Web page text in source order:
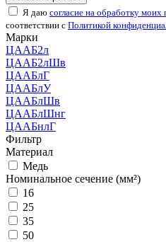
Я даю согласие на обработку
соответствии с Политикой
Марки
ЦААБ2л
ЦААБ2лШв
ЦААБлГ
ЦААБлУ
ЦААБлШв
ЦААБлШнг
ЦААБнлГ
Фильтр
Материал
Медь
Номинальное сечение (мм²)
16
25
35
50